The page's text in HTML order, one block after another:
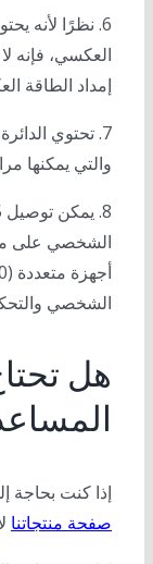
6. نظرًا لأنه
العكسي، فإنه
إمداد الطاقة
7. تحتوي
والتي يمكنها
الشخصي
هل
إذا كنت بحاجة
صفحة منتجاتنا